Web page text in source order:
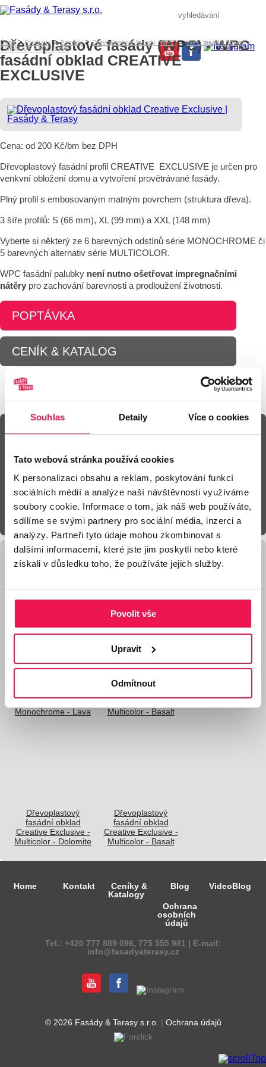
Souhlas Detaily Více o cookies
Tato webová stránka používá cookies
K personalizaci obsahu a reklam, poskytování funkcí
sociálních médií a analýze naší návštěvnosti využíváme
soubory cookie. Informace o tom, jak náš web používáte,
sdílíme se svými partnery pro sociální média, inzerci a
analýzy. Partneři tyto údaje mohou zkombinovat s
dalšími informacemi, které jste jim poskytli nebo které
získali v důsledku toho, že používáte jejich služby.
Povolit vše
Upravit
Odmítnout
Úvod>Produkty>Fasády>Dřevoplastové fasády (WPC)>WPC fasádní obklad
CREATIVE EXCLUSIVE
Dřevoplastové fasády (WPC) - WPC
fasádní obklad CREATIVE
EXCLUSIVE
Cena: od 200 Kč/bm bez DPH
Dřevoplastový fasádní profil CREATIVE EXCLUSIVE je určen pro
venkvní obložení domu a vytvoření provětrávané fasády.
Plný profil s embosovaným matným povrchem (struktura dřeva).
3 šíře profilů: S (66 mm), XL (99 mm) a XXL (148 mm)
Vyberte si některý ze 6 barevných odstínů série MONOCHROME či
5 barevných alternativ série MULTICOLOR.
WPC fasádní palubky není nutno ošetřovat impregnačními
nátěry pro zachování barevnosti a prodloužení životnosti.
POPTÁVKA
CENÍK & KATALOG
Fotogalerie
Technická specifikace
Materiál - dřevoplast
Dekory
Galerie produktu WPC fasádní obklad CREATIVE
Monochrome - Lava
Dřevoplastový
Multicolor - Basalt
Dřevoplastový
fasádní obklad
Creative Exclusive -
Multicolor - Dolomite
Dřevoplastový
fasádní obklad
Creative Exclusive -
Multicolor - Basalt
Home Kontakt
Ceníky &
Katalogy
Blog VideoBlog
Ochrana
osobních
údajů
Tel.: +420 777 889 096, 775 555 981 | E-mail:
info@fasadyaterasy.cz
© 2026 Fasády & Terasy s.r.o. | Ochrana údajů